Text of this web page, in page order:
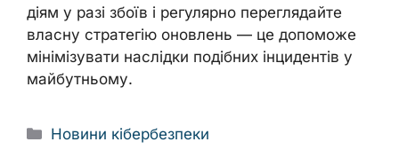
діям у разі збоїв і регулярно переглядайте
власну стратегію оновлень — це допоможе
мінімізувати наслідки подібних інцидентів у
майбутньому.
Categories
Новини кібербезпеки